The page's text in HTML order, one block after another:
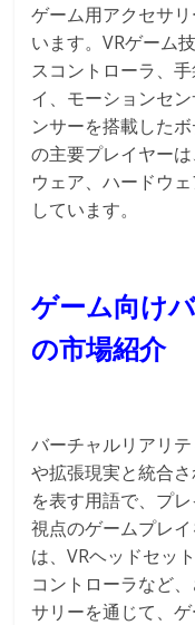
ゲーム用アクセサ
います。VRゲーム
スコントローラ、
イ、モーションセ
ンサーを搭載した
の主要プレイヤー
ウェア、ハードウ
しています。
ゲーム向け
の市場紹介
バーチャルリアリ
や拡張現実と統合
を表す用語で、プ
視点のゲームプレ
は、VRヘッドセッ
コントローラなど
サリーを通じて、